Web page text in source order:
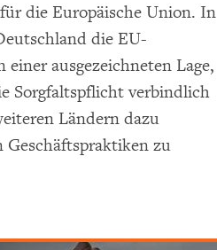
die Europäische Union. In
die EU-
ausgezeichneten Lage,
Sorgfaltspflicht verbindlich
Ländern dazu
zu